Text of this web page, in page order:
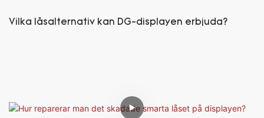
Vilka låsalternativ kan DG-displayen erbjuda?